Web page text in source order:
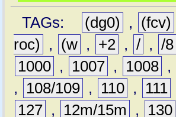
TAGs:
(dg0) , (fcv)
roc)
, (w , +2 , / , /8
1000 , 1007 , 1008 ,
,
108/109 , 110 , 111
127 , 12m/15m , 130